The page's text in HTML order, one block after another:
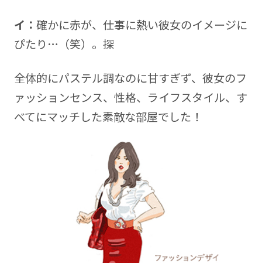
イ： 確かに赤が、仕事に熱い彼女のイメージに
ぴたり…（笑）。探
全体的にパステル調なのに甘すぎず、彼女のフ
ァッションセンス、性格、ライフスタイル、す
べてにマッチした素敵な部屋でした！